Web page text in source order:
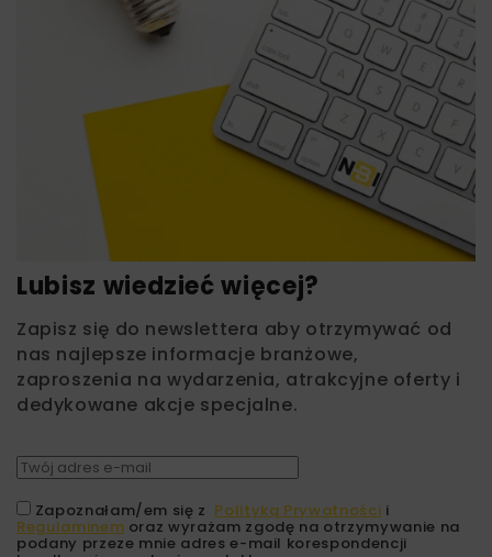
Lubisz wiedzieć więcej?
Zapisz się do newslettera aby otrzymywać od
nas najlepsze informacje branżowe,
zaproszenia na wydarzenia, atrakcyjne oferty i
dedykowane akcje specjalne.
Zapoznałam/em się z Polityką Prywatności i
Regulaminem oraz wyrażam zgodę na otrzymywanie na
podany przeze mnie adres e-mail korespondencji